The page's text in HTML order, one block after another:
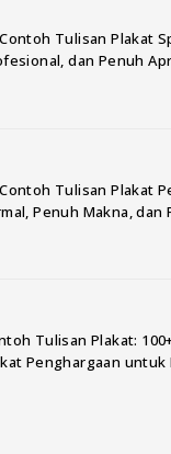
Tulisan Plakat
dan Penuh
Tulisan Plakat
Penuh Makna, dan
Tulisan Plakat:
Penghargaan untuk